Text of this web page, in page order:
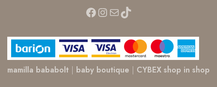
Facebook
Instagram
MailTikTok
mamilla bababolt | baby boutique | CYBEX shop in shop